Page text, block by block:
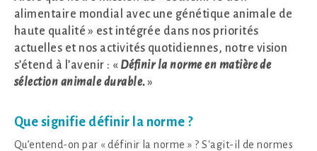
alimentaire mondial avec une génétique animale de
haute qualité » est intégrée dans nos priorités
actuelles et nos activités quotidiennes, notre vision
s’étend à l’avenir : « Définir la norme en matière de
sélection animale durable.»
Que signifie définir la norme ?
Qu’entend-on par « définir la norme » ? S'agit-il de normes